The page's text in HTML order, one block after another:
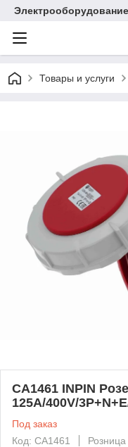
Товары и услуги
CA1461 INPIN
125A/400V/
Под заказ
Код: CA1461
Розница